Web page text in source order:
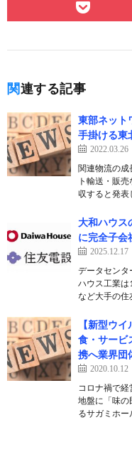
関連する記事
東部ネット
手掛ける東
2022.03.26
関連物流の成
ト輸送・販
収すると発
大和ハウス
に完全子会
2025.12.17
データセンタ
ハウス工業
など大手の
【新型ウ
食・サービ
携へ業界団
2020.10.12
コロナ禍で
地盤に「味の
るサガミホ